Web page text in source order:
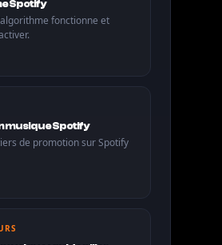
Spotify
fonctionne et
musique Spotify
de promotion sur Spotify